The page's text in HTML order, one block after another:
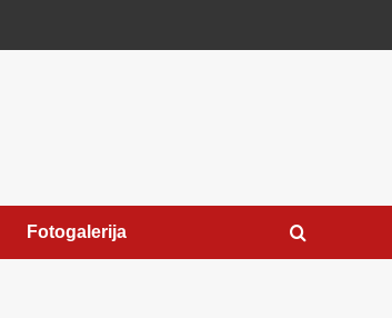
Fotogalerija